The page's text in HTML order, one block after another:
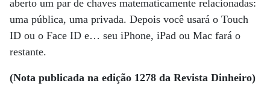
aberto um par de chaves matematicamente relacionadas:
uma pública, uma privada. Depois você usará o Touch
ID ou o Face ID e… seu iPhone, iPad ou Mac fará o
restante.
(Nota publicada na edição 1278 da Revista Dinheiro)